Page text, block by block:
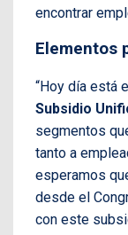
encontrar
Elementos
“Hoy día está
Subsidio
segmentos
tanto a
esperamos
desde el
con este